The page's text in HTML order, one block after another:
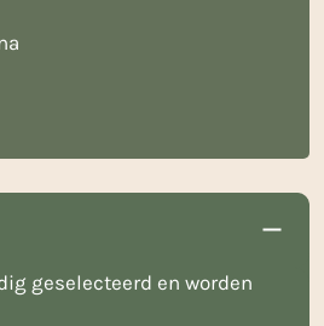
geselecteerd en worden